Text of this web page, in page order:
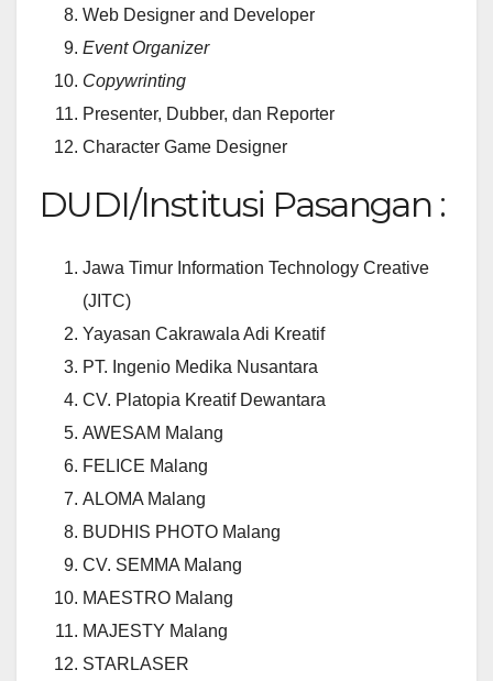
Web Designer and Developer
Event Organizer
Copywrinting
Presenter, Dubber, dan Reporter
Character Game Designer
DUDI/Institusi Pasangan :
Jawa Timur Information Technology Creative
(JITC)
Yayasan Cakrawala Adi Kreatif
PT. Ingenio Medika Nusantara
CV. Platopia Kreatif Dewantara
AWESAM Malang
FELICE Malang
ALOMA Malang
BUDHIS PHOTO Malang
CV. SEMMA Malang
MAESTRO Malang
MAJESTY Malang
STARLASER